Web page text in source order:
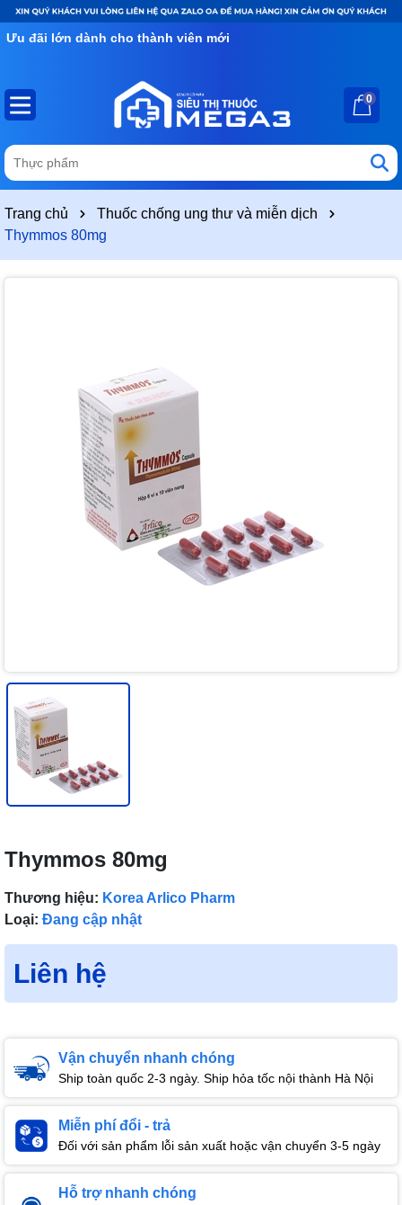
Ưu đãi lớn dành cho thành viên mới
0
Trang chủ
Thuốc chống ung thư và miễn dịch
Thymmos 80mg
Thymmos 80mg
Thương hiệu: Korea Arlico Pharm
Loại: Đang cập nhật
Liên hệ
Vận chuyển nhanh chóng
Ship toàn quốc 2-3 ngày. Ship hỏa tốc nội thành Hà Nội
Miễn phí đổi - trả
Đối với sản phẩm lỗi sản xuất hoặc vận chuyển 3-5 ngày
Hỗ trợ nhanh chóng